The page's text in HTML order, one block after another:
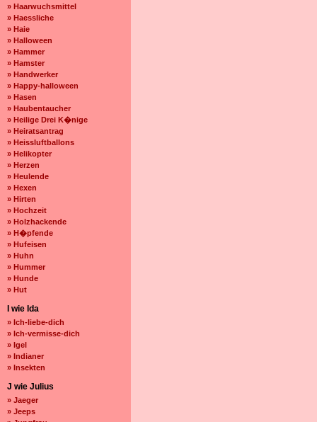
» Haarwuchsmittel
» Haessliche
» Haie
» Halloween
» Hammer
» Hamster
» Handwerker
» Happy-halloween
» Hasen
» Haubentaucher
» Heilige Drei K�nige
» Heiratsantrag
» Heissluftballons
» Helikopter
» Herzen
» Heulende
» Hexen
» Hirten
» Hochzeit
» Holzhackende
» H�pfende
» Hufeisen
» Huhn
» Hummer
» Hunde
» Hut
I wie Ida
» Ich-liebe-dich
» Ich-vermisse-dich
» Igel
» Indianer
» Insekten
J wie Julius
» Jaeger
» Jeeps